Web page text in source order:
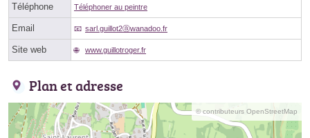
Téléphone Téléphoner au peintre
Email sarl.guillot2ⓐwanadoo.fr
Site web www.guillotroger.fr
Plan et adresse
© contributeurs OpenStreetMap